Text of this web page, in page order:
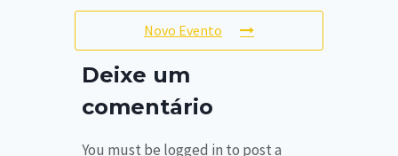
Novo Evento
Deixe um
comentário
You must be logged in to post a